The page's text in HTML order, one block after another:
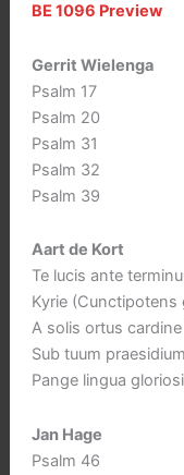
Hymns
BE 1096 Preview
Gerrit Wielenga
Psalm 17
Psalm 20
Psalm 31
Psalm 32
Psalm 39
Aart de Kort
Te lucis ante
Kyrie (Cunctipotens
A solis ortus cardine
Sub tuum
Pange lingua
Jan Hage
Psalm 46